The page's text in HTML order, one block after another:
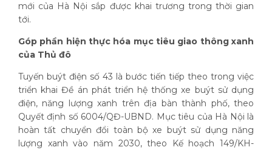
mới của Hà Nội sắp được khai trương trong thời gian
tới.
Góp phần hiện thực hóa mục tiêu giao thông xanh
của Thủ đô
Tuyến buýt điện số 43 là bước tiến tiếp theo trong việc
triển khai Đề án phát triển hệ thống xe buýt sử dụng
điện, năng lượng xanh trên địa bàn thành phố, theo
Quyết định số 6004/QĐ-UBND. Mục tiêu của Hà Nội là
hoàn tất chuyển đổi toàn bộ xe buýt sử dụng năng
lượng xanh vào năm 2030, theo Kế hoạch 149/KH-